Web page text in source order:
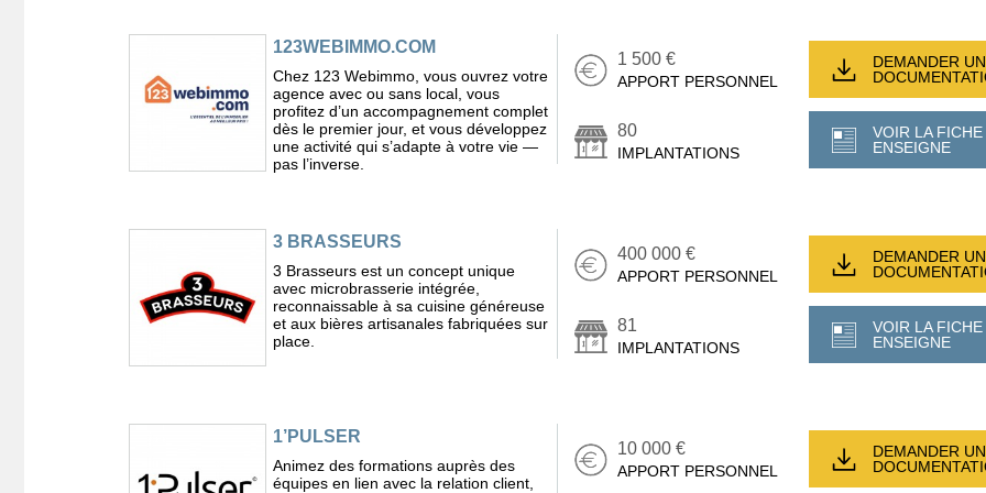
123WEBIMMO.COM
Chez 123 Webimmo, vous ouvrez votre
agence avec ou sans local, vous
profitez d’un accompagnement complet
dès le premier jour, et vous développez
une activité qui s’adapte à votre vie —
pas l’inverse.
1 500 €
APPORT PERSONNEL
80
IMPLANTATIONS
DEMANDER
VOIR LA FICHE
ENSEIGNE
3 BRASSEURS
3 Brasseurs est un concept unique
avec microbrasserie intégrée,
reconnaissable à sa cuisine généreuse
et aux bières artisanales fabriquées sur
place.
400 000 €
APPORT PERSONNEL
81
IMPLANTATIONS
DEMANDER
VOIR LA FICHE
ENSEIGNE
1’PULSER
Animez des formations auprès des
équipes en lien avec la relation client,
10 000 €
APPORT PERSONNEL
DEMANDER